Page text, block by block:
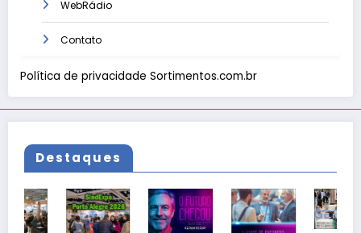
WebRádio
Contato
Política de privacidade Sortimentos.com.br
Destaques